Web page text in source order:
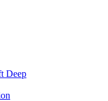
Deep